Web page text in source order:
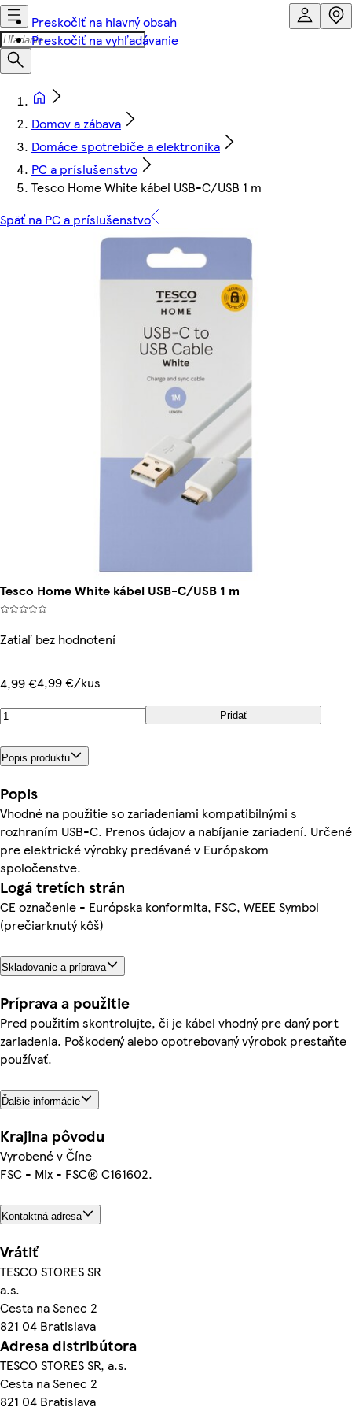
Preskočiť na hlavný obsah
Preskočiť na vyhľadávanie
Domov a zábava
Domáce spotrebiče a elektronika
PC a príslušenstvo
Tesco Home White kábel USB-C/USB 1 m
Späť na PC a príslušenstvo
Tesco Home White kábel USB-C/USB 1 m
Zatiaľ bez hodnotení
4,99 €4,99 €/kus
Pridať
Popis produktu
Popis
Vhodné na použitie so zariadeniami kompatibilnými s
rozhraním USB-C. Prenos údajov a nabíjanie zariadení. Určené
pre elektrické výrobky predávané v Európskom
spoločenstve.
Logá tretích strán
CE označenie - Európska konformita, FSC, WEEE Symbol
(prečiarknutý kôš)
Skladovanie a príprava
Príprava a použitie
Pred použitím skontrolujte, či je kábel vhodný pre daný port
zariadenia. Poškodený alebo opotrebovaný výrobok prestaňte
používať.
Ďalšie informácie
Krajina pôvodu
Vyrobené v Číne
FSC - Mix - FSC® C161602.
Kontaktná adresa
Vrátiť
TESCO STORES SR
a.s.
Cesta na Senec 2
821 04 Bratislava
Adresa distribútora
TESCO STORES SR, a.s.
Cesta na Senec 2
821 04 Bratislava